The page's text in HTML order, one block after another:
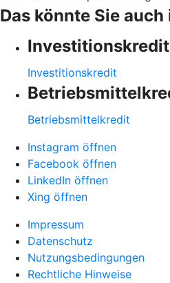
Das könnte Sie
Investitionskredit
Investitionskredit
Betriebsmittelkredit
Instagram öffnen
Facebook öffnen
LinkedIn öffnen
Xing öffnen
Impressum
Datenschutz
Nutzungsbedingungen
Rechtliche Hinweise